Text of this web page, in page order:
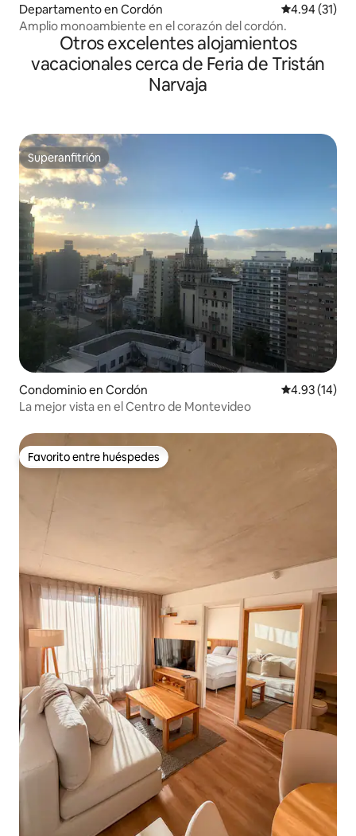
Departamento en Cordón Calificación
4.94 (31)
Amplio monoambiente en el corazón del cordón.
Otros excelentes alojamientos
vacacionales cerca de Feria de Tristán
Narvaja
Superanfitrión
Superanfitrión
Condominio en Cordón Calificación
4.93 (14)
La mejor vista en el Centro de Montevideo
Favorito entre huéspedes
Favorito entre huéspedes